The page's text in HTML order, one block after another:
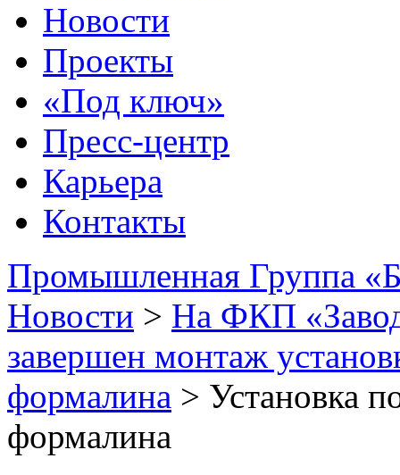
Новости
Проекты
«Под ключ»
Пресс-центр
Карьера
Контакты
Промышленная Группа
Новости > На ФКП
завершен монтаж
формалина > Установка
формалина